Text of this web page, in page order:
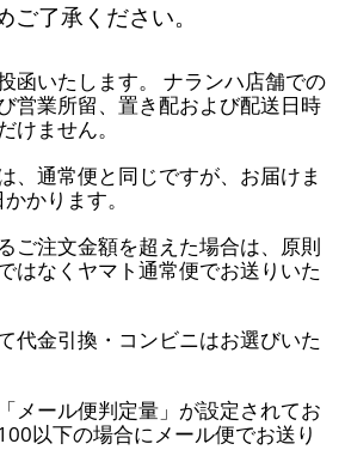
ご了承ください。
函いたします。 ナランハ店舗での
営業所留、置き配および配送日時
けません。
、通常便と同じですが、お届けま
かります。
ご注文金額を超えた場合は、原則
はなくヤマト通常便でお送りいた
代金引換・コンビニはお選びいた
メール便判定量」が設定されてお
以下の場合にメール便でお送り